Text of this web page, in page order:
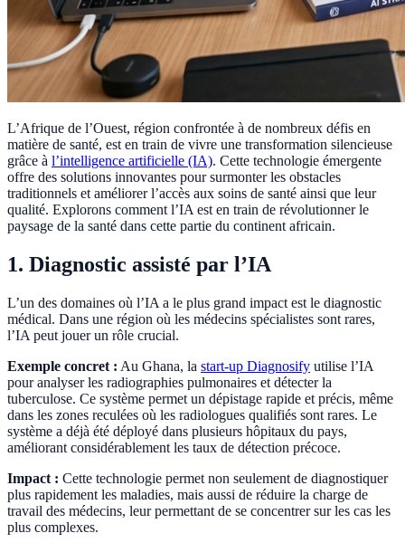
L’Afrique de l’Ouest, région confrontée à de nombreux défis en
matière de santé, est en train de vivre une transformation silencieuse
grâce à l’intelligence artificielle (IA). Cette technologie émergente
offre des solutions innovantes pour surmonter les obstacles
traditionnels et améliorer l’accès aux soins de santé ainsi que leur
qualité. Explorons comment l’IA est en train de révolutionner le
paysage de la santé dans cette partie du continent africain.
1. Diagnostic assisté par l’IA
L’un des domaines où l’IA a le plus grand impact est le diagnostic
médical. Dans une région où les médecins spécialistes sont rares,
l’IA peut jouer un rôle crucial.
Exemple concret : Au Ghana, la start-up Diagnosify utilise l’IA
pour analyser les radiographies pulmonaires et détecter la
tuberculose. Ce système permet un dépistage rapide et précis, même
dans les zones reculées où les radiologues qualifiés sont rares. Le
système a déjà été déployé dans plusieurs hôpitaux du pays,
améliorant considérablement les taux de détection précoce.
Impact : Cette technologie permet non seulement de diagnostiquer
plus rapidement les maladies, mais aussi de réduire la charge de
travail des médecins, leur permettant de se concentrer sur les cas les
plus complexes.